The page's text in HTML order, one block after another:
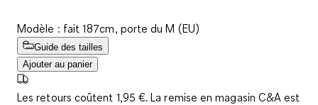
Modèle : fait 187cm, porte du M (EU)
Guide des tailles
Ajouter au panier
Les retours coûtent 1,95 €. La remise en magasin C&A est